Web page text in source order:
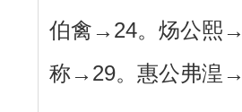
伯禽→24。炀公熙
称→29。惠公弗湟